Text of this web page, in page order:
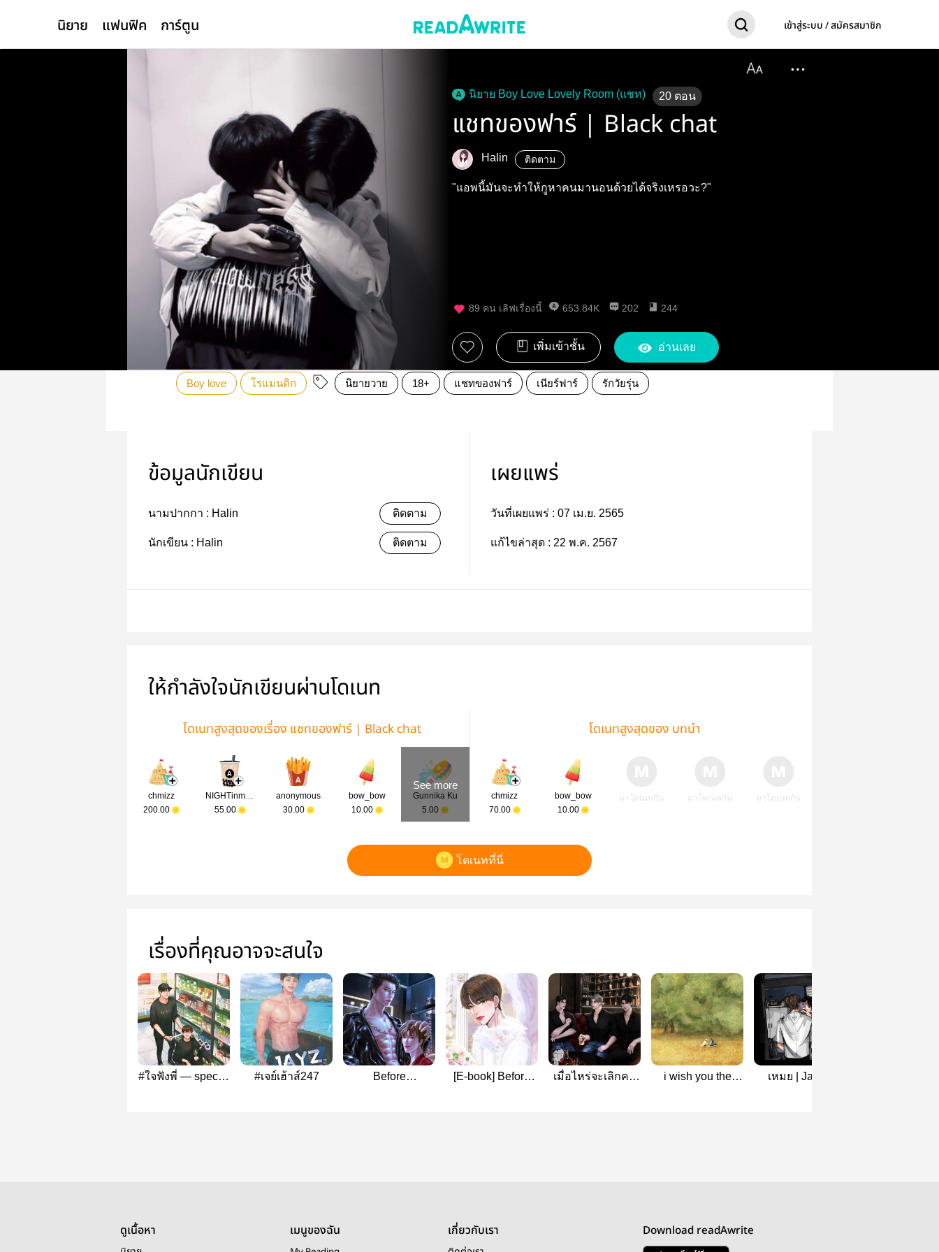
นิยาย แฟนฟิค การ์ตูน เข้าสู่ระบบ / สมัครสมาชิก
นิยาย Boy Love Lovely Room (แชท) 20 ตอน
แชทของฟาร์ | Black chat
Halin ติดตาม
"แอพนี้มันจะทำให้กูหาคนมานอนด้วยได้จริงเหรอวะ?"
89 คน เลิฟเรื่องนี้ 653.84K 202 244
เพิ่มเข้าชั้น อ่านเลย
Boy love โรแมนติก นิยายวาย 18+ แชทของฟาร์ เนียร์ฟาร์ รักวัยรุ่น
ข้อมูลนักเขียน
นามปากกา : Halin ติดตาม
นักเขียน : Halin ติดตาม
เผยแพร่
วันที่เผยแพร่ : 07 เม.ย. 2565
แก้ไขล่าสุด : 22 พ.ค. 2567
ให้กำลังใจนักเขียนผ่านโดเนท
โดเนทสูงสุดของเรื่อง แชทของฟาร์ | Black chat
chmizz
200.00
NIGHTinmydream
55.00
anonymous
30.00
bow_bow
10.00
See more
Gunnika Ku
5.00
โดเนทสูงสุดของ บทนำ
chmizz
70.00
bow_bow
10.00
มาโดเนทกัน มาโดเนทกัน มาโดเนทกัน
โดเนทที่นี่
เรื่องที่คุณอาจจะสนใจ
#ใจฟังพี่ — special
#เจย์เฮ้าส์247
Before
[E-book] Before
เมื่อไหร่จะเลิกคบ
i wish you the
เหมย | Jaedo
ดูเนื้อหา เมนูของฉัน เกี่ยวกับเรา Download readAwrite